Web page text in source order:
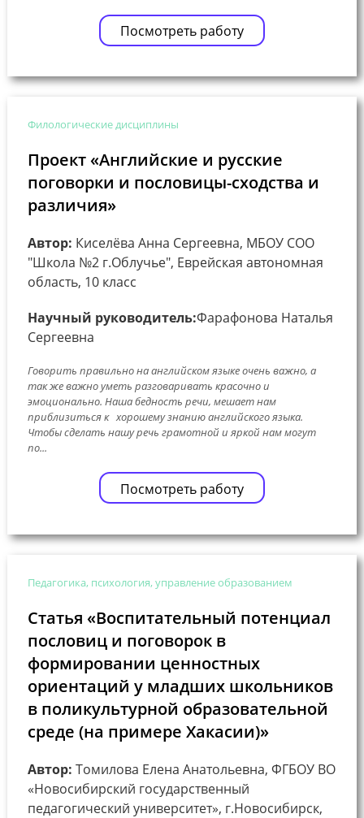
Посмотреть работу
Филологические дисциплины
Проект «Английские и русские
поговорки и пословицы-сходства и
различия»
Автор: Киселёва Анна Сергеевна, МБОУ СОО
"Школа №2 г.Облучье", Еврейская автономная
область, 10 класс
Научный руководитель:Фарафонова Наталья
Сергеевна
Говорить правильно на английском языке очень важно, а
так же важно уметь разговаривать красочно и
эмоционально. Наша бедность речи, мешает нам
приблизиться к хорошему знанию английского языка.
Чтобы сделать нашу речь грамотной и яркой нам могут
по...
Посмотреть работу
Педагогика, психология, управление образованием
Статья «Воспитательный потенциал
пословиц и поговорок в
формировании ценностных
ориентаций у младших школьников
в поликультурной образовательной
среде (на примере Хакасии)»
Автор: Томилова Елена Анатольевна, ФГБОУ ВО
«Новосибирский государственный
педагогический университет», г.Новосибирск,